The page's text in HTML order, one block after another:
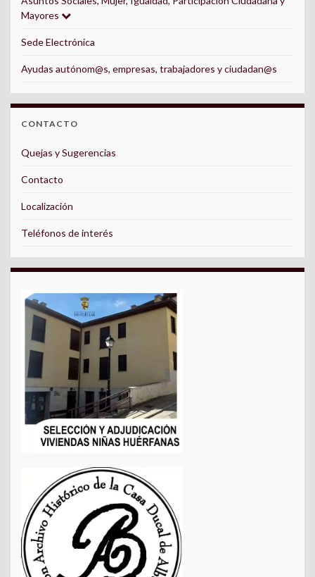
Mayores
Sede Electrónica
Ayudas autónom@s, empresas, trabajadores y ciudadan@s
CONTACTO
Quejas y Sugerencias
Contacto
Localización
Teléfonos de interés